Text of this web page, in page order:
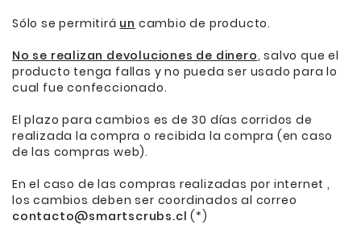
Sólo se permitirá un cambio de producto.
No se realizan devoluciones de dinero, salvo que el
producto tenga fallas y no pueda ser usado para lo
cual fue confeccionado.
El plazo para cambios es de 30 días corridos de
realizada la compra o recibida la compra (en caso
de las compras web).
En el caso de las compras realizadas por internet ,
los cambios deben ser coordinados al correo
contacto@smartscrubs.cl (*)